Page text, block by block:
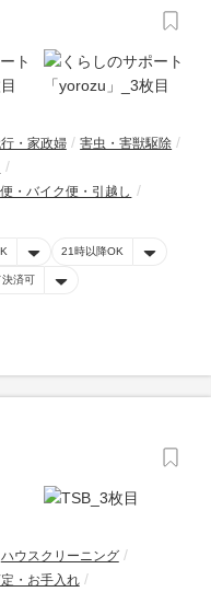
・家政婦
害虫・害獣駆除
・バイク便・引越し
21時以降OK
決済可
ハウスクリーニング
・お手入れ